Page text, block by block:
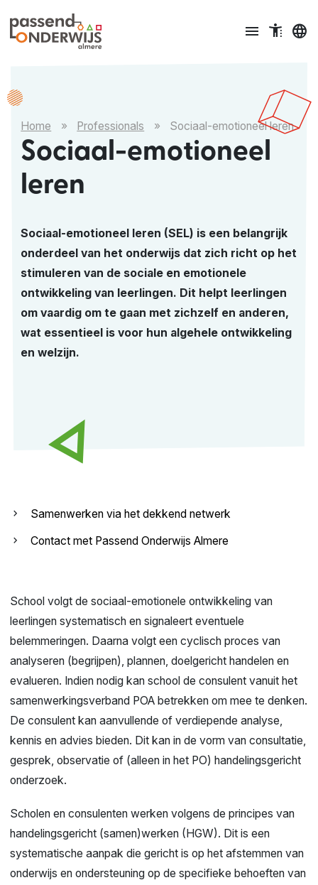
Ga naar content menu accessible_menu language
Home » Professionals » Sociaal-emotioneel leren
Sociaal-emotioneel
leren
Sociaal-emotioneel leren (SEL) is een belangrijk
onderdeel van het onderwijs dat zich richt op het
stimuleren van de sociale en emotionele
ontwikkeling van leerlingen. Dit helpt leerlingen
om vaardig om te gaan met zichzelf en anderen,
wat essentieel is voor hun algehele ontwikkeling
en welzijn.
Samenwerken via het dekkend netwerk
Contact met Passend Onderwijs Almere
School volgt de sociaal-emotionele ontwikkeling van
leerlingen systematisch en signaleert eventuele
belemmeringen. Daarna volgt een cyclisch proces van
analyseren (begrijpen), plannen, doelgericht handelen en
evalueren. Indien nodig kan school de consulent vanuit het
samenwerkingsverband POA betrekken om mee te denken.
De consulent kan aanvullende of verdiepende analyse,
kennis en advies bieden. Dit kan in de vorm van consultatie,
gesprek, observatie of (alleen in het PO) handelingsgericht
onderzoek.
Scholen en consulenten werken volgens de principes van
handelingsgericht (samen)werken (HGW). Dit is een
systematische aanpak die gericht is op het afstemmen van
onderwijs en ondersteuning op de specifieke behoeften van